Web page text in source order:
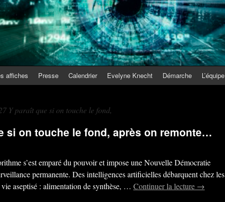
affiches Presse Calendrier Evelyne Knecht Démarche L’équipe
Y paraît que si on touche le fond,
si on touche le fond, après on remonte…
s’est emparé du pouvoir et impose une Nouvelle Démocratie
permanente. Des intelligences artificielles débarquent chez les
aseptisé : alimentation de synthèse, … Continuer la lecture →